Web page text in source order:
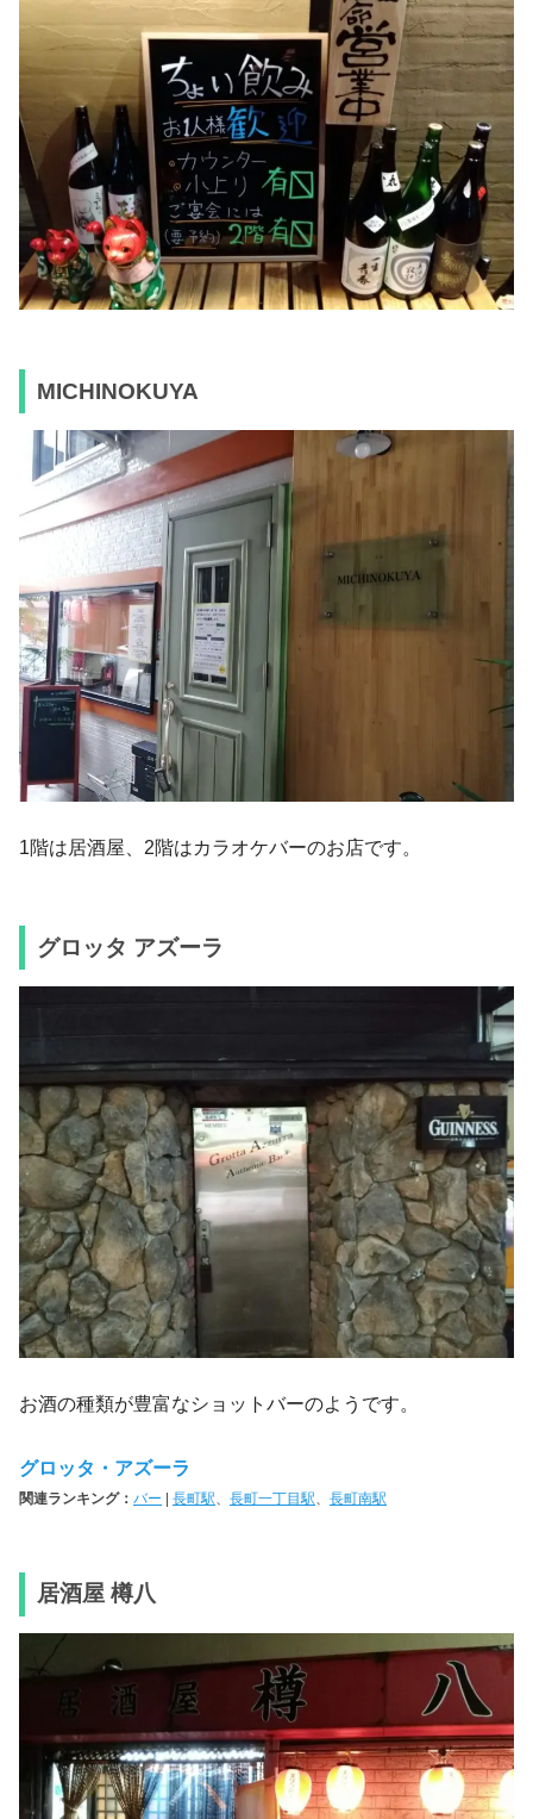
MICHINOKUYA
1階は居酒屋、2階はカラオケバーのお店です。
グロッタ アズーラ
お酒の種類が豊富なショットバーのようです。
グロッタ・アズーラ
関連ランキング： バー | 長町駅 長町一丁目駅 長町南駅
居酒屋 樽八